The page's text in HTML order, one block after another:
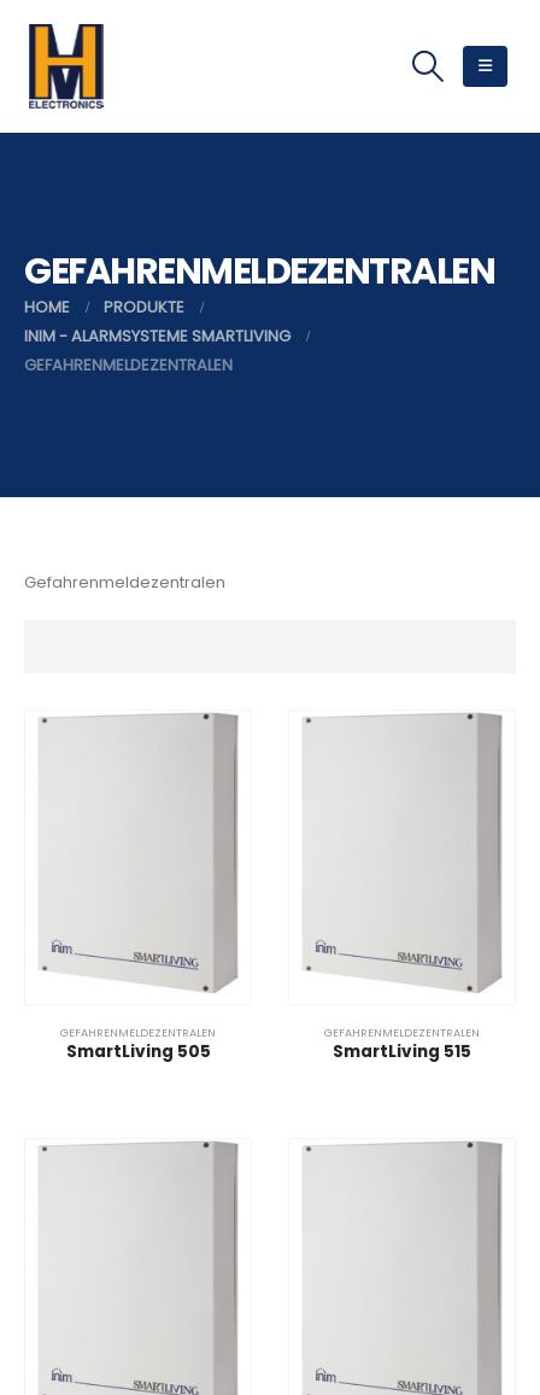
GEFAHRENMELDEZENTRALEN
HOME
PRODUKTE
INIM - ALARMSYSTEME SMARTLIVING
GEFAHRENMELDEZENTRALEN
Gefahrenmeldezentralen
GEFAHRENMELDEZENTRALEN
SmartLiving 505
GEFAHRENMELDEZENTRALEN
SmartLiving 515